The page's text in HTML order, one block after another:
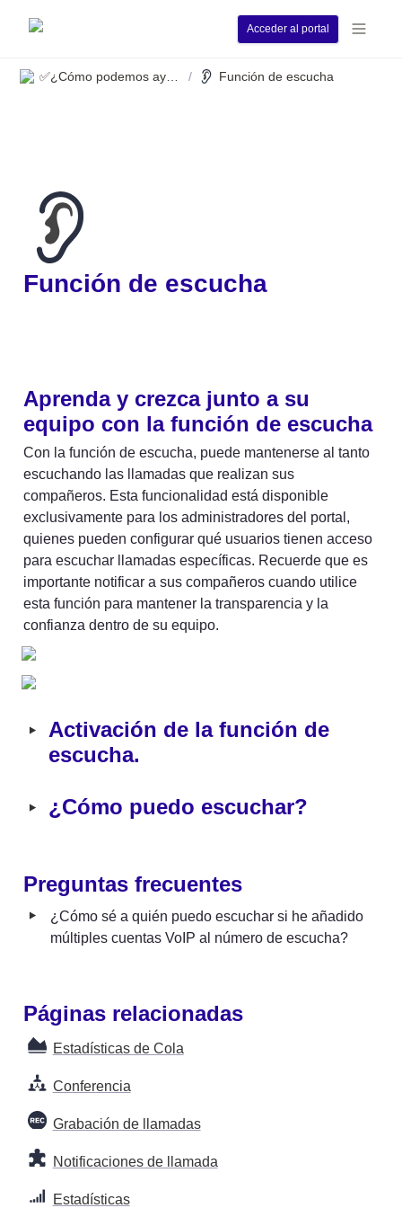
Acceder al portal
/ Función de escucha
Función de escucha
Aprenda y crezca junto a su
equipo con la función de escucha
Con la función de escucha, puede mantenerse al tanto
escuchando las llamadas que realizan sus
compañeros. Esta funcionalidad está disponible
exclusivamente para los administradores del portal,
quienes pueden configurar qué usuarios tienen acceso
para escuchar llamadas específicas. Recuerde que es
importante notificar a sus compañeros cuando utilice
esta función para mantener la transparencia y la
confianza dentro de su equipo.
‣ Activación de la función de
escucha.
‣ ¿Cómo puedo escuchar?
Preguntas frecuentes
‣
¿Cómo sé a quién puedo escuchar si he añadido
múltiples cuentas VoIP al número de escucha?
Páginas relacionadas
Estadísticas de Cola
Conferencia
Grabación de llamadas
Notificaciones de llamada
Estadísticas